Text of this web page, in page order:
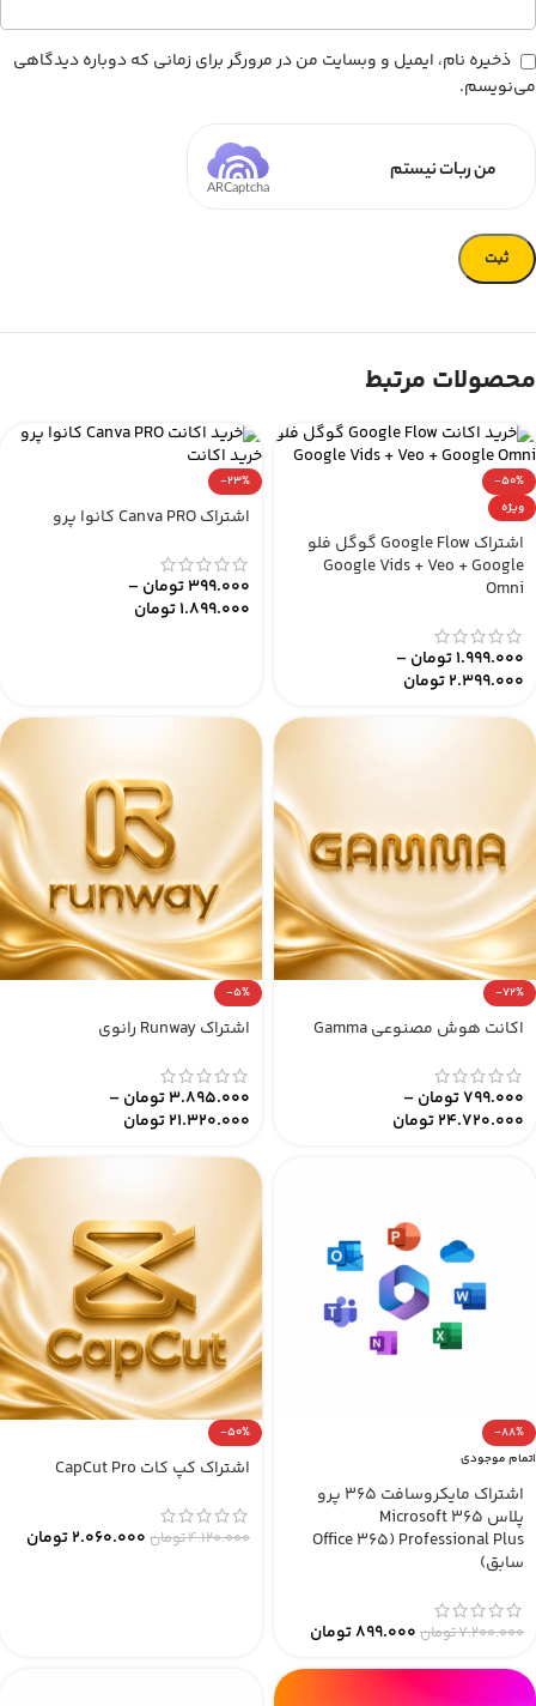
ذخیره نام، ایمیل و وبسایت من در مرورگر برای زمانی که دوباره دیدگاهی
می‌نویسم.
من ربات نیستم
ARCaptcha
محصولات مرتبط
-50%
ویژه
اشتراک Google Flow گوگل فلو
Google Vids + Veo + Google
Omni
1.999.000تومان –
2.399.000تومان
-23%
اشتراک Canva PRO کانوا پرو
399.000تومان –
1.899.000تومان
-72%
اکانت هوش مصنوعی Gamma
799.000تومان –
24.720.000تومان
-5%
اشتراک Runway رانوی
3.895.000تومان –
21.320.000تومان
-88%
اتمام موجودی
اشتراک مایکروسافت 365 پرو
پلاس Microsoft 365
Professional Plus (Office 365
سابق)
7.200.000تومان 899.000تومان
-50%
اشتراک کپ کات CapCut Pro
4.120.000تومان 2.060.000تومان